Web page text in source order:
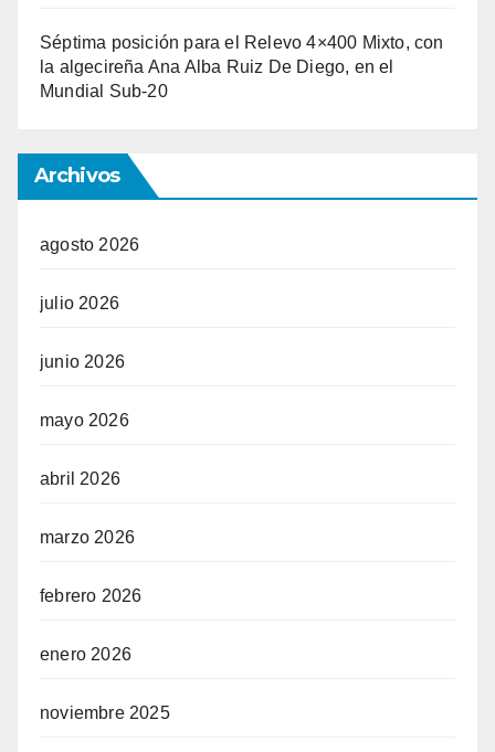
Séptima posición para el Relevo 4×400 Mixto, con
la algecireña Ana Alba Ruiz De Diego, en el
Mundial Sub-20
Archivos
agosto 2026
julio 2026
junio 2026
mayo 2026
abril 2026
marzo 2026
febrero 2026
enero 2026
noviembre 2025